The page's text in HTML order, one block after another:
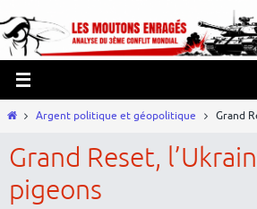
vers
le
contenu
HomeArgent politique et géopolitique Grand
Grand Reset,
pigeons